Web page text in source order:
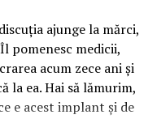
ajunge la mărci,
pomenesc medicii,
acum zece ani și
la ea. Hai să lămurim,
e acest implant și de